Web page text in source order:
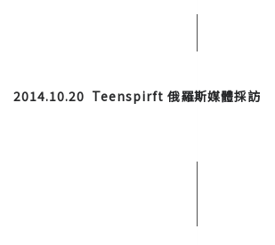
2014.10.20 Teenspirft 俄羅斯媒體採訪